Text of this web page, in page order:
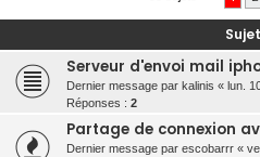
Serveur d'envoi mail
Dernier message par kalinis « lun.
Réponses : 2
Partage de connexion
Dernier message par escobarrr «